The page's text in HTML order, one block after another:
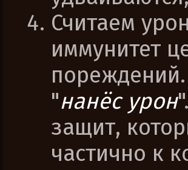
Считаем
иммунитет
"нанёс урон
защит,
частично к